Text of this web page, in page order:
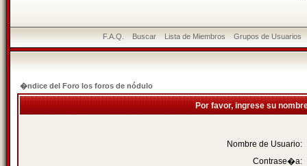
F.A.Q. Buscar Lista de Miembros Grupos de Usuarios
�ndice del Foro los foros de nódulo
Por favor, ingrese su
Nombre de Usuario:
Contrase�a: